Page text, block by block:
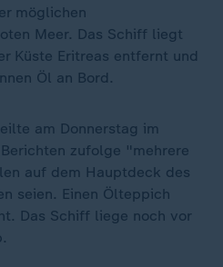
möglichen
Meer. Das Schiff liegt
Küste Eritreas entfernt und
Öl an Bord.
am Donnerstag im
zufolge "mehrere
auf dem Hauptdeck des
seien. Einen Ölteppich
Das Schiff liege noch vor